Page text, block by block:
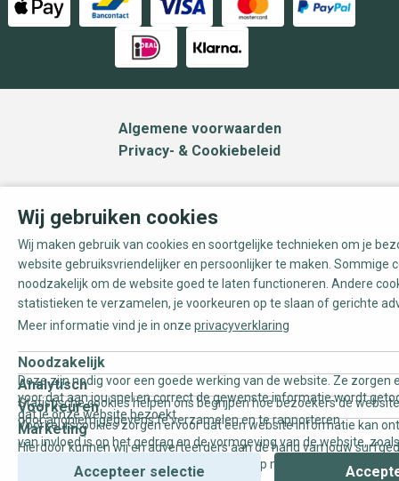
Algemene voorwaarden
Privacy- & Cookiebeleid
Wij gebruiken cookies
Wij maken gebruik van cookies en soortgelijke technieken om je
website gebruiksvriendelijker en persoonlijker te maken. Sommige
noodzakelijk om de website goed te laten functioneren. Andere
statistieken te verzamelen, je voorkeuren op te slaan of gerichte
Meer informatie vind je in onze privacyverklaring
Noodzakelijk
Deze zijn nodig voor een goede werking van de website. Ze zorgen
voor dat aan jou snel en correct de gewenste informatie wordt
dat je onze website bezoekt.
Analytisch
Statistische cookies helpen ons begrijpen hoe bezoekers de
door anoniem gegevens te verzamelen en te rapporteren.
Voorkeuren
Voorkeurscookies zorgen ervoor dat een website informatie kan
van invloed is op het gedrag en de vormgeving van de website,
Marketing
Hierdoor kunnen wij en adverteerders aan de hand van jouw
gepersonaliseerde online advertenties en op maat gemaakte
Accepteer selectie